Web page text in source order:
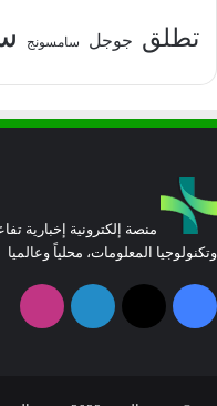
تطلق جوجل سامسونج
منصة إلكترونية إخبارية
وتكنولوجيا المعلومات، محلياً وعالميا
فيسبوك
‫X لينكدإن